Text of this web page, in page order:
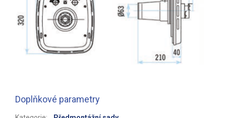
Doplňkové parametry